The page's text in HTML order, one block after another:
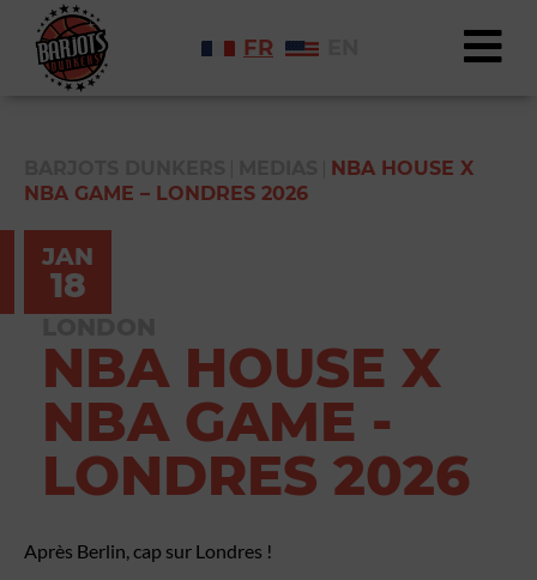
FR
NBA HOUSE X
NBA GAME – LONDRES 2026
JAN
18
NBA HOUSE X
NBA GAME -
LONDRES 2026
Après Berlin, cap sur Londres !